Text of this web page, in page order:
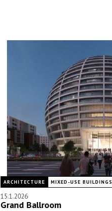
ARCHITECTURE MIXED-USE BUILDINGS
15.1.2026
Grand Ballroom